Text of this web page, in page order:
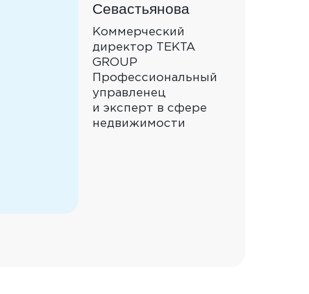
Коммерческий
директор TEKTA
GROUP
Профессиональный
управленец
и эксперт в сфере
недвижимости
Севастьянова